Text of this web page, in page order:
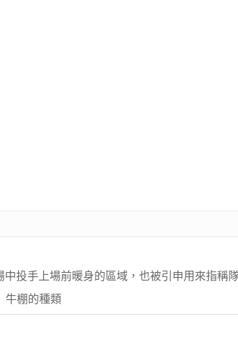
投手上場前暖身的區域，也被引申用來指稱
棚的種類